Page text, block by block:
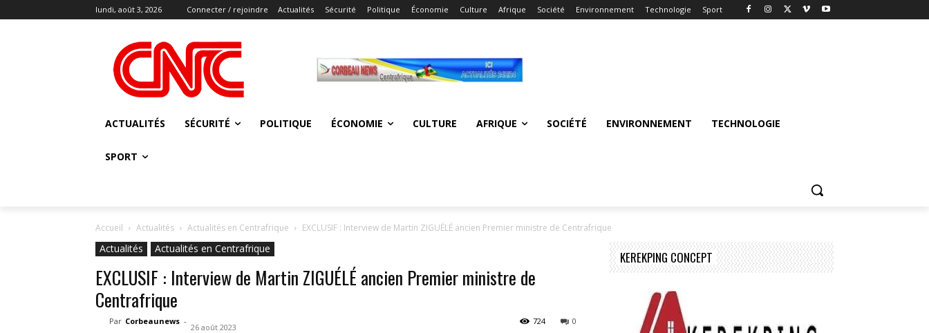
lundi, août 3, 2026 Connecter / rejoindre Actualités Sécurité Politique Économie Culture Afrique Société Environnement Technologie Sport
ACTUALITÉS SÉCURITÉ POLITIQUE ÉCONOMIE CULTURE AFRIQUE SOCIÉTÉ ENVIRONNEMENT TECHNOLOGIE
SPORT
Accueil Actualités Actualités en Centrafrique EXCLUSIF : Interview de Martin ZIGUÉLÉ ancien Premier ministre de Centrafrique
Actualités Actualités en Centrafrique
EXCLUSIF : Interview de Martin ZIGUÉLÉ ancien Premier ministre de
Centrafrique
Par Corbeaunews -
26 août 2023
0
724
KEREKPING CONCEPT